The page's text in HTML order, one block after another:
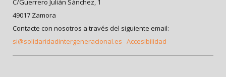
C/Guerrero Julián Sánchez, 1
49017 Zamora
Contacte con nosotros a través del siguiente email:
si@solidaridadintergeneracional.es Accesibilidad